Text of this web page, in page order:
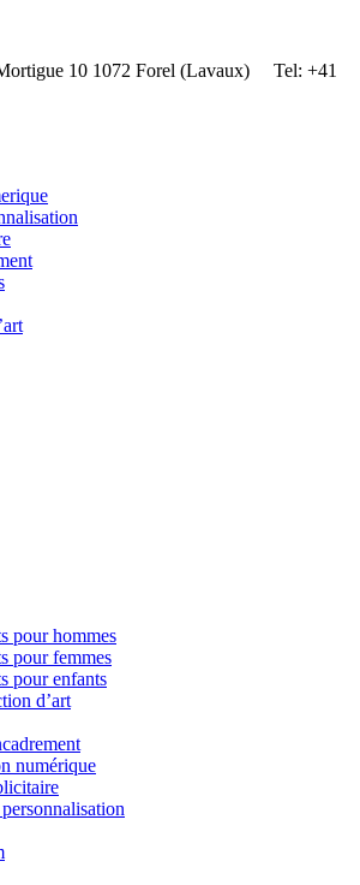
10 1072 Forel (Lavaux) Tel: +41
pour hommes
pour femmes
pour enfants
d’art
numérique